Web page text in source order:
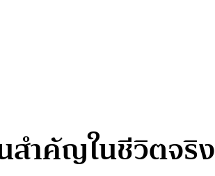
สำคัญในชีวิตจริง